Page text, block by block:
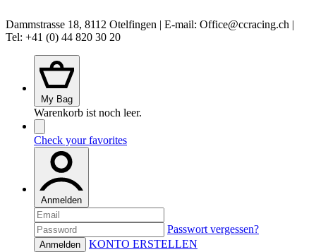
Dammstrasse 18, 8112 Otelfingen | E-mail: Office@ccracing.ch |
Tel: +41 (0) 44 820 30 20
My Bag
Warenkorb ist noch leer.
Check your favorites
Anmelden
Passwort vergessen?
Anmelden KONTO ERSTELLEN